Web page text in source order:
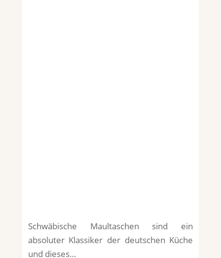
Schwäbische Maultaschen sind ein
absoluter Klassiker der deutschen Küche
und dieses…